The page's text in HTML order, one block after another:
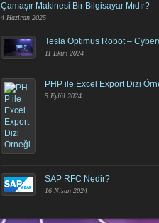
Çamaşır Makinesi Bir Bilgisayar Mıdır?
4 Haziran 2025
Tesla Optimus Robot –
11 Ekim 2024
PHP ile Excel Export Dizi
5 Eylül 2024
SAP RFC Nedir?
16 Nisan 2024